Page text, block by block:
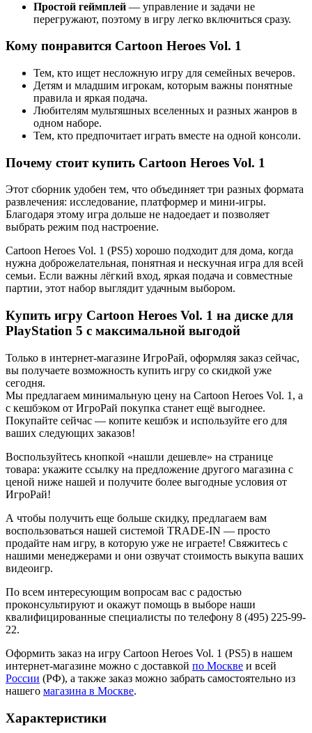
Простой геймплей — управление и задачи не
перегружают, поэтому в игру легко включиться сразу.
Кому понравится Cartoon Heroes Vol. 1
Тем, кто ищет несложную игру для семейных вечеров.
Детям и младшим игрокам, которым важны понятные
правила и яркая подача.
Любителям мультяшных вселенных и разных жанров в
одном наборе.
Тем, кто предпочитает играть вместе на одной консоли.
Почему стоит купить Cartoon Heroes Vol. 1
Этот сборник удобен тем, что объединяет три разных формата
развлечения: исследование, платформер и мини-игры.
Благодаря этому игра дольше не надоедает и позволяет
выбрать режим под настроение.
Cartoon Heroes Vol. 1 (PS5) хорошо подходит для дома, когда
нужна доброжелательная, понятная и нескучная игра для всей
семьи. Если важны лёгкий вход, яркая подача и совместные
партии, этот набор выглядит удачным выбором.
Купить игру Cartoon Heroes Vol. 1 на диске для
PlayStation 5 с максимальной выгодой
Только в интернет-магазине ИгроРай, оформляя заказ сейчас,
вы получаете возможность купить игру со скидкой уже
сегодня.
Мы предлагаем минимальную цену на Cartoon Heroes Vol. 1, а
с кешбэком от ИгроРай покупка станет ещё выгоднее.
Покупайте сейчас — копите кешбэк и используйте его для
ваших следующих заказов!
Воспользуйтесь кнопкой «нашли дешевле» на странице
товара: укажите ссылку на предложение другого магазина с
ценой ниже нашей и получите более выгодные условия от
ИгроРай!
А чтобы получить еще больше скидку, предлагаем вам
воспользоваться нашей системой TRADE-IN — просто
продайте нам игру, в которую уже не играете! Свяжитесь с
нашими менеджерами и они озвучат стоимость выкупа ваших
видеоигр.
По всем интересующим вопросам вас с радостью
проконсультируют и окажут помощь в выборе наши
квалифицированные специалисты по телефону 8 (495) 225-99-
22.
Оформить заказ на игру Cartoon Heroes Vol. 1 (PS5) в нашем
интернет-магазине можно с доставкой по Москве и всей
России (РФ), а также заказ можно забрать самостоятельно из
нашего магазина в Москве.
Характеристики